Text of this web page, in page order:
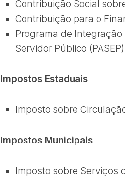
Contribuição Social
Contribuição para o
Programa de Integração
Servidor Público (PASEP)
Impostos Estaduais
Imposto sobre
Impostos Municipais
Imposto sobre Serviços